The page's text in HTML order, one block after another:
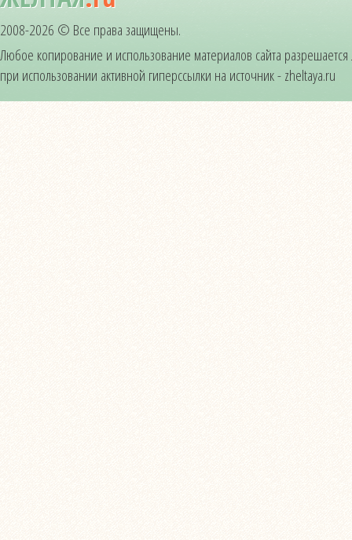
2008-2026 © Все права защищены.
Любое копирование и использование материалов сайта
при использовании активной гиперссылки на источник - zheltaya.ru